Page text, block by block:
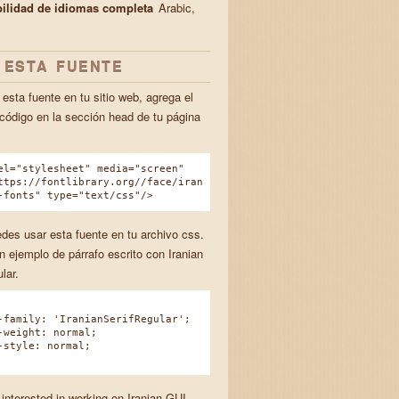
این
de idiomas completa Arabic,
FUENTE
fuente en tu sitio web, agrega el
en la sección head de tu página
media="screen"
fontlibrary.org//face/iran
fonts" type="text/css"/>
usar esta fuente en tu archivo css.
ejemplo de párrafo escrito con Iranian
'IranianSerifRegular';
normal;
normal;